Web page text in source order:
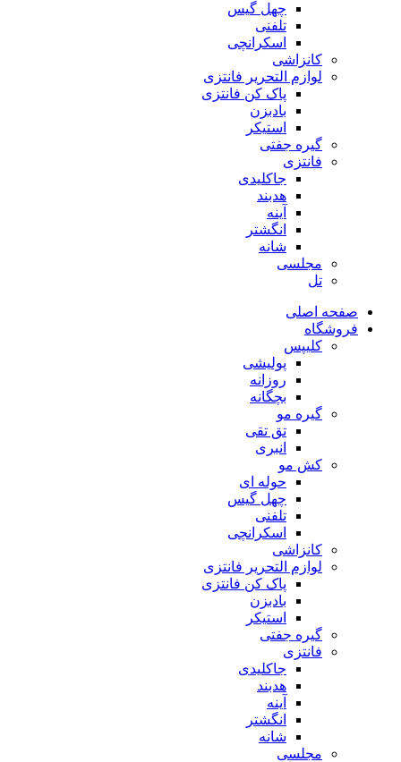
چهل گیس
تلفنی
اسکرانچی
کانزاشی
لوازم التحریر فانتزی
پاک کن فانتزی
بادبزن
استیکر
گیره جفتی
فانتزی
جاکلیدی
هدبند
آینه
انگشتر
شانه
مجلسی
تل
صفحه اصلی
فروشگاه
کلیپس
پولیشی
روزانه
بچگانه
گیره مو
تق تقی
انبری
کش مو
حوله ای
چهل گیس
تلفنی
اسکرانچی
کانزاشی
لوازم التحریر فانتزی
پاک کن فانتزی
بادبزن
استیکر
گیره جفتی
فانتزی
جاکلیدی
هدبند
آینه
انگشتر
شانه
مجلسی